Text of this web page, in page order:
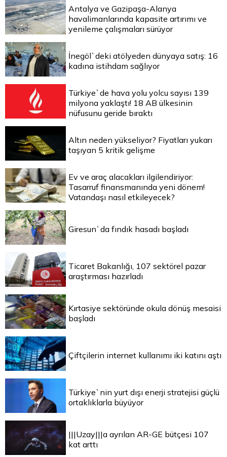
Antalya ve Gazipaşa-Alanya
havalimanlarında kapasite artırımı ve
yenileme çalışmaları sürüyor
İnegöl`deki atölyeden dünyaya satış: 16
kadına istihdam sağlıyor
Türkiye`de hava yolu yolcu sayısı 139
milyona yaklaştı! 18 AB ülkesinin
nüfusunu geride bıraktı
Altın neden yükseliyor? Fiyatları yukarı
taşıyan 5 kritik gelişme
Ev ve araç alacakları ilgilendiriyor:
Tasarruf finansmanında yeni dönem!
Vatandaşı nasıl etkileyecek?
Giresun`da fındık hasadı başladı
Ticaret Bakanlığı, 107 sektörel pazar
araştırması hazırladı
Kırtasiye sektöründe okula dönüş mesaisi
başladı
Çiftçilerin internet kullanımı iki katını aştı
Türkiye`nin yurt dışı enerji stratejisi güçlü
ortaklıklarla büyüyor
|||Uzay|||a ayrılan AR-GE bütçesi 107
kat arttı